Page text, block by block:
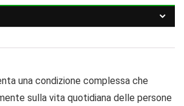
una condizione complessa che
sulla vita quotidiana delle persone